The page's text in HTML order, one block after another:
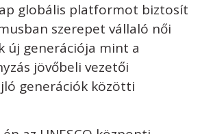
globális platformot biztosít
szerepet vállaló női
új generációja mint a
jövőbeli vezetői
generációk közötti